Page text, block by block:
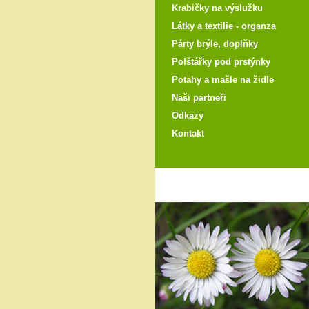
Krabičky na výslužku
Látky a textilie - organza
Párty brýle, doplňky
Polštářky pod prstýnky
Potahy a mašle na židle
Naši partneři
Odkazy
Kontakt